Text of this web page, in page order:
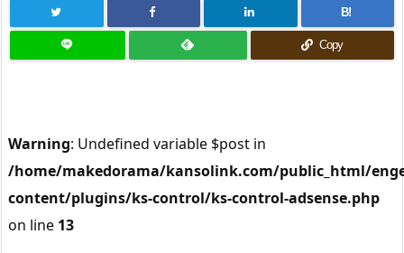
B!
Copy
Warning: Undefined variable $post in
/home/makedorama/kansolink.com/public_html/
content/plugins/ks-control/ks-control-adsense.php
on line 13